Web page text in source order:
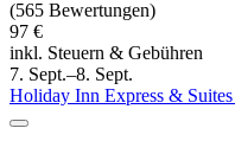
(565 Bewertungen)
97 €
inkl. Steuern & Gebühren
7. Sept.–8. Sept.
Holiday Inn Express &